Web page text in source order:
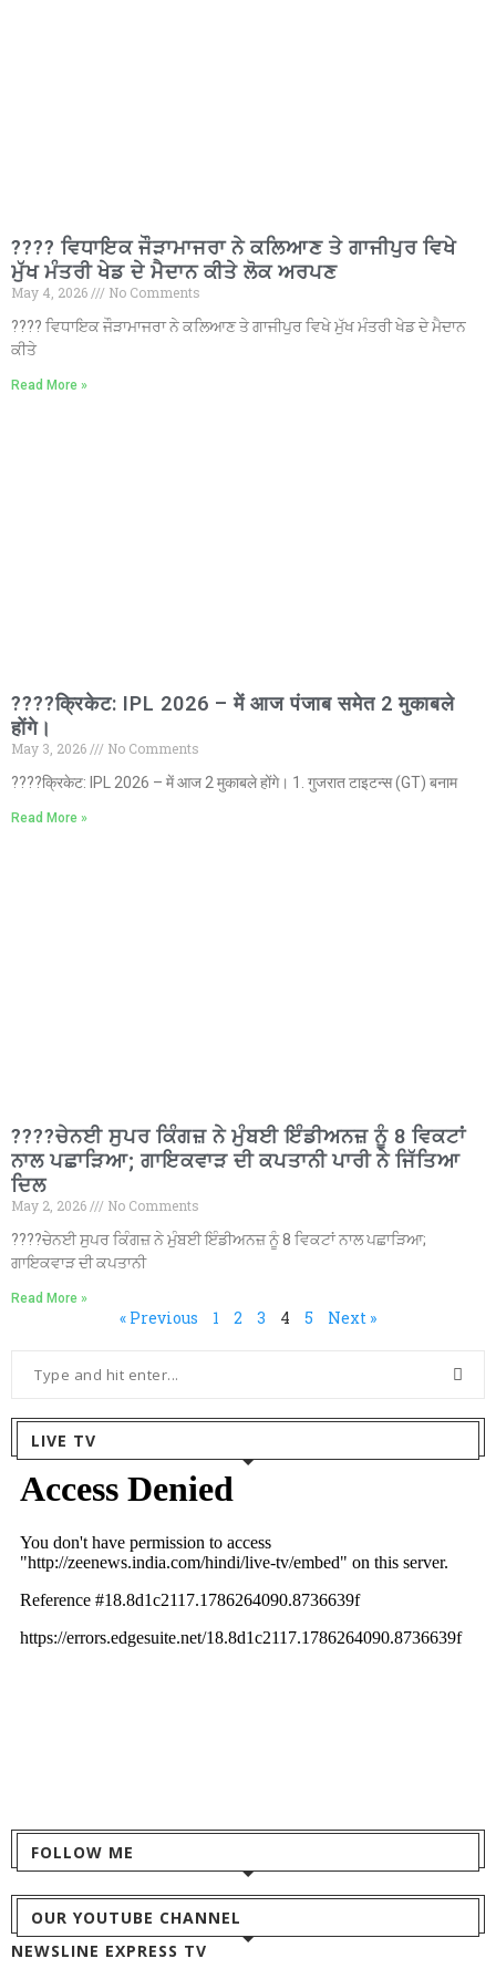
???? ਵਿਧਾਇਕ ਜੌੜਾਮਾਜਰਾ ਨੇ ਕਲਿਆਣ ਤੇ ਗਾਜੀਪੁਰ ਵਿਖੇ
ਮੁੱਖ ਮੰਤਰੀ ਖੇਡ ਦੇ ਮੈਦਾਨ ਕੀਤੇ ਲੋਕ ਅਰਪਣ
May 4, 2026
No Comments
???? ਵਿਧਾਇਕ ਜੌੜਾਮਾਜਰਾ ਨੇ ਕਲਿਆਣ ਤੇ ਗਾਜੀਪੁਰ ਵਿਖੇ ਮੁੱਖ ਮੰਤਰੀ ਖੇਡ ਦੇ ਮੈਦਾਨ
ਕੀਤੇ
Read More »
????क्रिकेट: IPL 2026 – में आज पंजाब समेत 2 मुकाबले
होंगे।
May 3, 2026
No Comments
????क्रिकेट: IPL 2026 – में आज 2 मुकाबले होंगे। 1. गुजरात टाइटन्स (GT) बनाम
Read More »
????ਚੇਨਈ ਸੁਪਰ ਕਿੰਗਜ਼ ਨੇ ਮੁੰਬਈ ਇੰਡੀਅਨਜ਼ ਨੂੰ 8 ਵਿਕਟਾਂ
ਨਾਲ ਪਛਾੜਿਆ; ਗਾਇਕਵਾੜ ਦੀ ਕਪਤਾਨੀ ਪਾਰੀ ਨੇ ਜਿੱਤਿਆ
ਦਿਲ
May 2, 2026
No Comments
????ਚੇਨਈ ਸੁਪਰ ਕਿੰਗਜ਼ ਨੇ ਮੁੰਬਈ ਇੰਡੀਅਨਜ਼ ਨੂੰ 8 ਵਿਕਟਾਂ ਨਾਲ ਪਛਾੜਿਆ;
ਗਾਇਕਵਾੜ ਦੀ ਕਪਤਾਨੀ
Read More »
« Previous 1 2 3 4 5 Next »
LIVE TV
FOLLOW ME
OUR YOUTUBE CHANNEL
NEWSLINE EXPRESS TV